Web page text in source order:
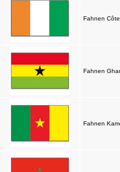
Fahnen
Fahnen
Fahnen